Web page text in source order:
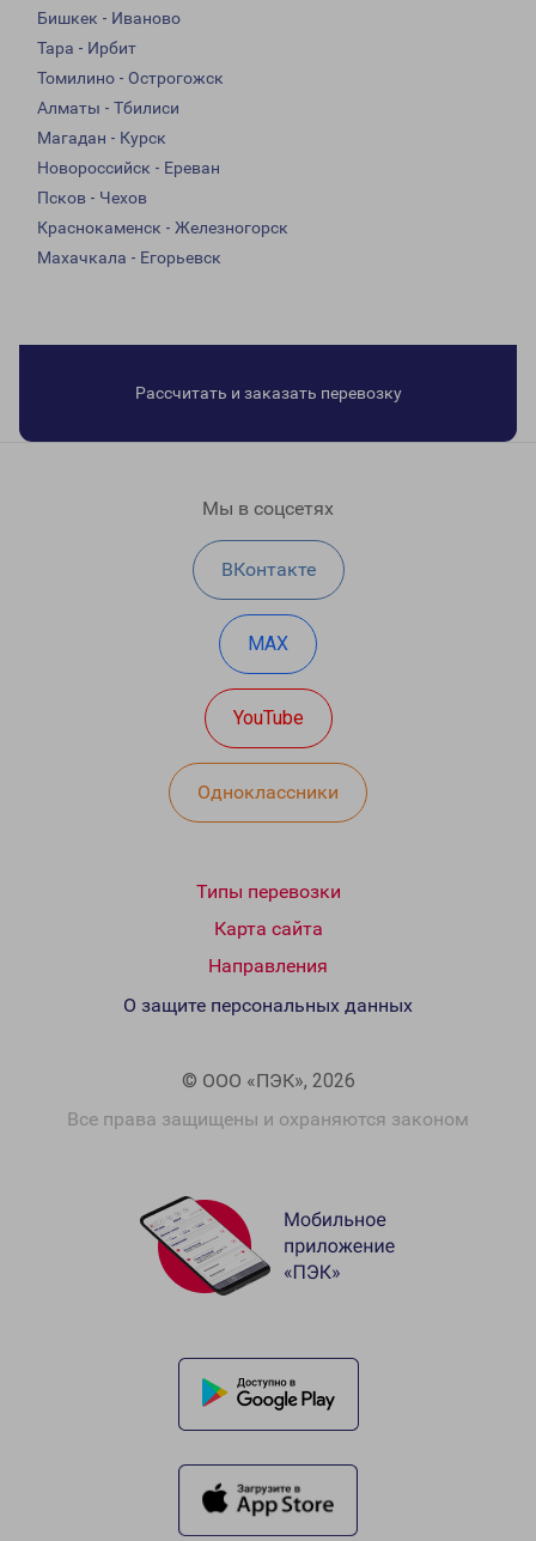
Бишкек - Иваново
Тара - Ирбит
Томилино - Острогожск
Алматы - Тбилиси
Магадан - Курск
Новороссийск - Ереван
Псков - Чехов
Краснокаменск - Железногорск
Махачкала - Егорьевск
Рассчитать и заказать перевозку
Мы в соцсетях
ВКонтакте
MAX
YouTube
Одноклассники
Типы перевозки
Карта сайта
Направления
© ООО «ПЭК», 2026
Все права защищены и охраняются законом
О защите персональных данных